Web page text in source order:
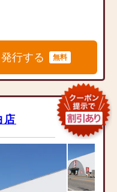
行する 無料
店